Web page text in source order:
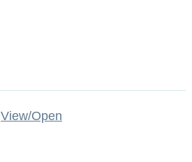
View/Open